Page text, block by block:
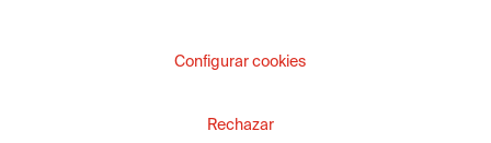
Configurar cookies
Rechazar